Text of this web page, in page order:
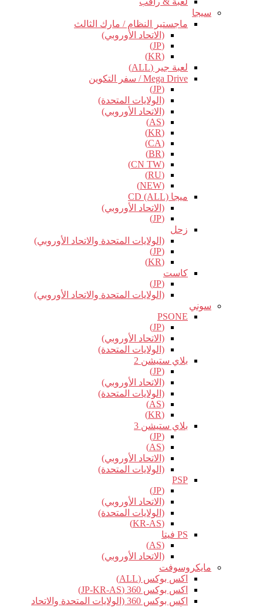
سيجا
ماجستير النظام / مارك الثالث
(الاتحاد الأوروبي)
(JP)
(KR)
لعبة جير (ALL)
Mega Drive / سفر التكوين
(JP)
(الولايات المتحدة)
(الاتحاد الأوروبي)
(AS)
(KR)
(CA)
(BR)
(CN TW)
(RU)
(NEW)
ميجا CD (ALL)
(الاتحاد الأوروبي)
(JP)
زحل
(الولايات المتحدة والاتحاد الأوروبي)
(JP)
(KR)
كاست
(JP)
(الولايات المتحدة والاتحاد الأوروبي)
سوني
PSONE
(JP)
(الاتحاد الأوروبي)
(الولايات المتحدة)
بلاي ستيشن 2
(JP)
(الاتحاد الأوروبي)
(الولايات المتحدة)
(AS)
(KR)
بلاي ستيشن 3
(JP)
(AS)
(الاتحاد الأوروبي)
(الولايات المتحدة)
PSP
(JP)
(الاتحاد الأوروبي)
(الولايات المتحدة)
(KR-AS)
PS فيتا
(AS)
(الاتحاد الأوروبي)
مايكروسوفت
اكس بوكس (ALL)
اكس بوكس 360 (JP-KR-AS)
اكس بوكس 360 (الولايات المتحدة والاتحاد